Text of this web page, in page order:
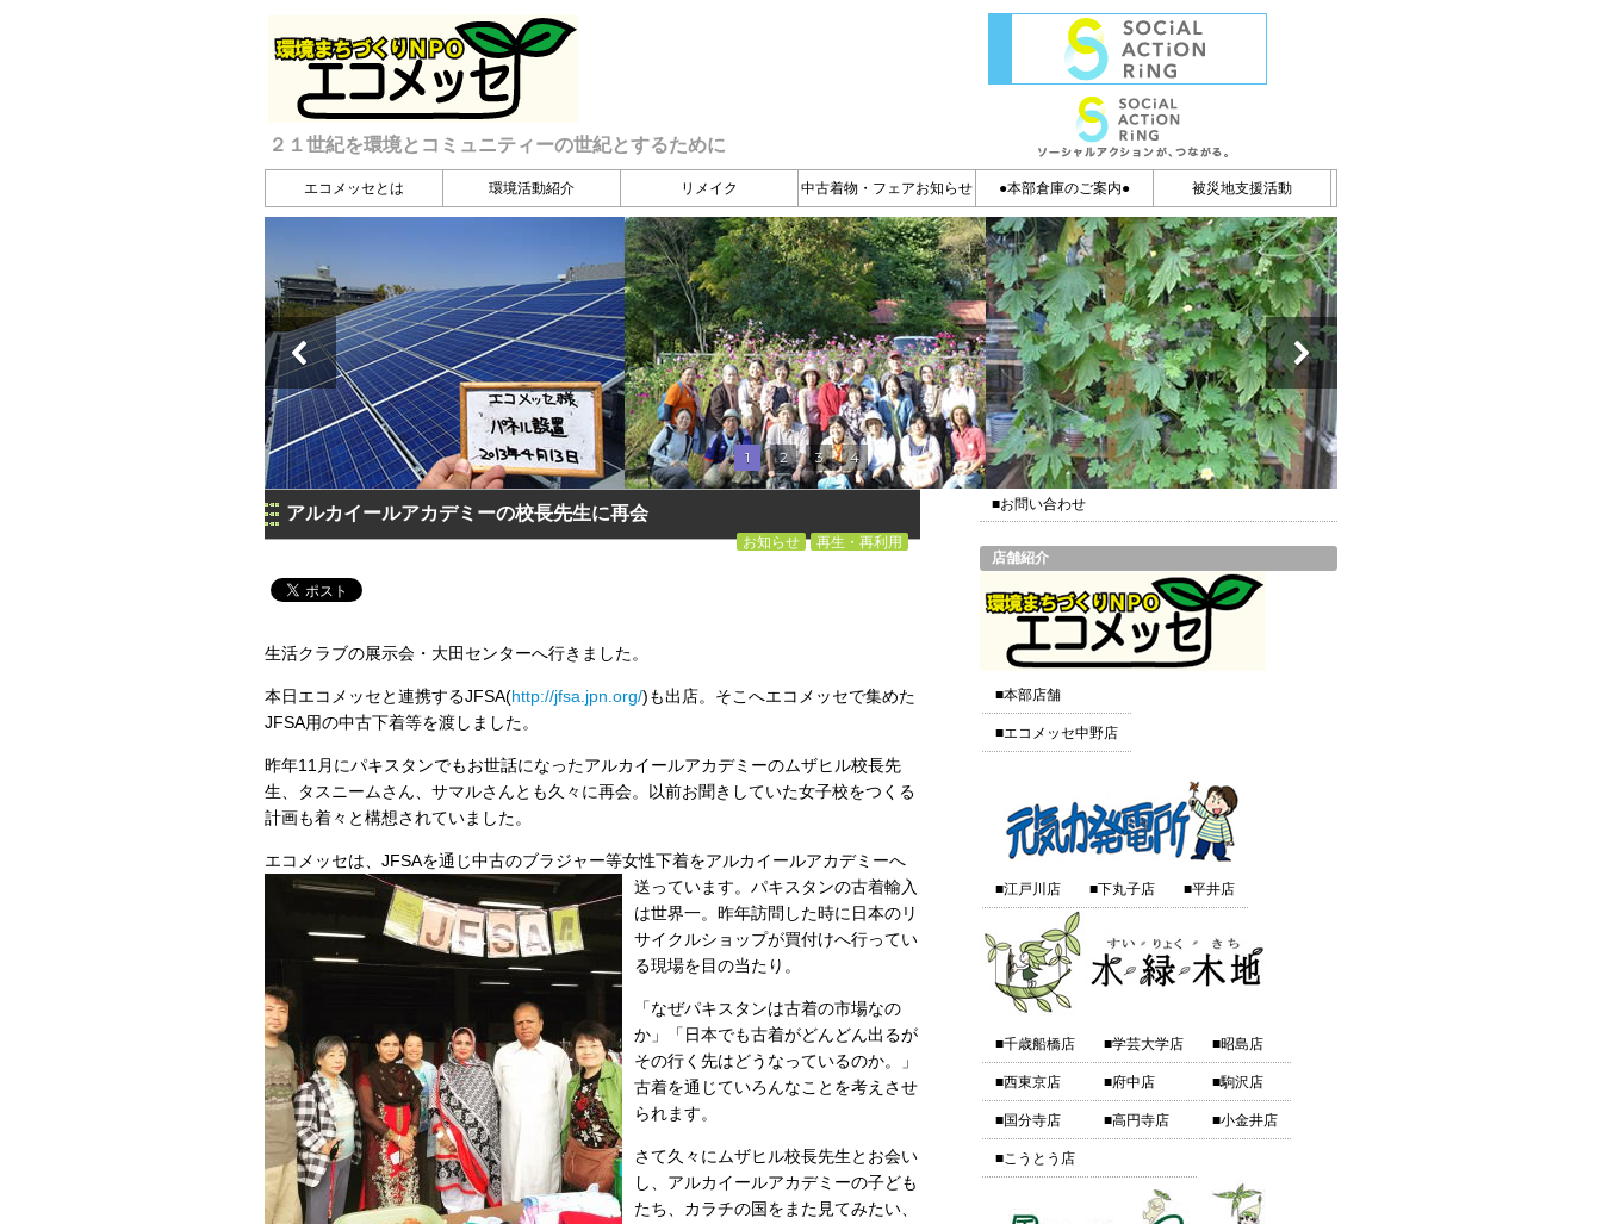
２１世紀を環境とコミュニティーの世紀とするために
エコメッセとは 環境活動紹介 リメイク 中古着物・フェアお知らせ ●本部倉庫のご案内● 被災地支援活動
1 2 3 4
アルカイールアカデミーの校長先生に再会
お知らせ 再生・再利用
生活クラブの展示会・大田センターへ行きました。
本日エコメッセと連携するJFSA(http://jfsa.jpn.org/)も出店。そこへエコメッセで集めた
JFSA用の中古下着等を渡しました。
昨年11月にパキスタンでもお世話になったアルカイールアカデミーのムザヒル校長先
生、タスニームさん、サマルさんとも久々に再会。以前お聞きしていた女子校をつくる
計画も着々と構想されていました。
エコメッセは、JFSAを通じ中古のブラジャー等女性下着をアルカイールアカデミーへ
送っています。パキスタンの古着輸入
は世界一。昨年訪問した時に日本のリ
サイクルショップが買付けへ行ってい
る現場を目の当たり。
「なぜパキスタンは古着の市場なの
か」「日本でも古着がどんどん出るが
その行く先はどうなっているのか。」
古着を通じていろんなことを考えさせ
られます。
さて久々にムザヒル校長先生とお会い
し、アルカイールアカデミーの子ども
たち、カラチの国をまた見てみたい、
■お問い合わせ
店舗紹介
■本部店舗
■エコメッセ中野店
■江戸川店 ■下丸子店 ■平井店
■千歳船橋店 ■学芸大学店 ■昭島店
■西東京店 ■府中店 ■駒沢店
■国分寺店 ■高円寺店 ■小金井店
■こうとう店